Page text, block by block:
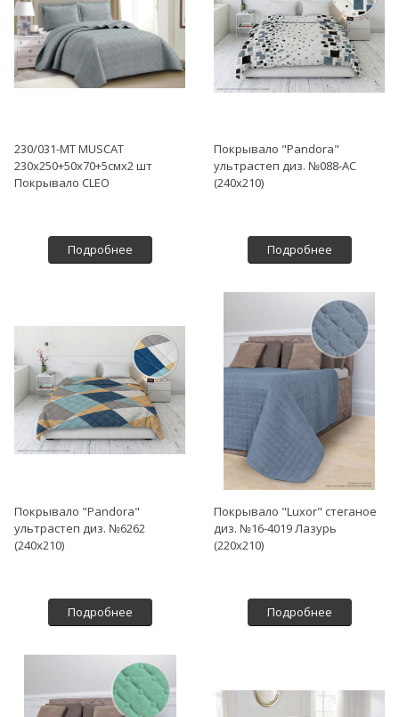
230/031-MT MUSCAT
230х250+50х70+5смх2 шт
Покрывало CLEO
Подробнее
Покрывало "Pandora"
ультрастеп диз. №088-АС
(240х210)
Подробнее
Покрывало "Pandora"
ультрастеп диз. №6262
(240х210)
Подробнее
Покрывало "Luxor" стеганое
диз. №16-4019 Лазурь
(220х210)
Подробнее